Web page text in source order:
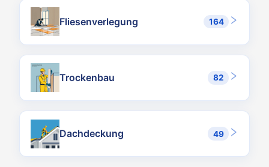
Ziegeldach: Dachhaken aus Edelstahl, Klemmprofile aus
Was sind die häufigsten Fehler?
Falscher Kabelweg mit DC-Schleifen (Brandgefahr durch
Welche Rechtsgrundlagen sind zu beachten?
Beispiel Deutschland: EEG für Vergütung,
Fliesenverlegung 164
Trockenbau 82
Dachdeckung 49